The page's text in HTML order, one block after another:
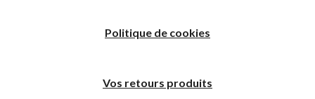
Politique de cookies
Vos retours produits